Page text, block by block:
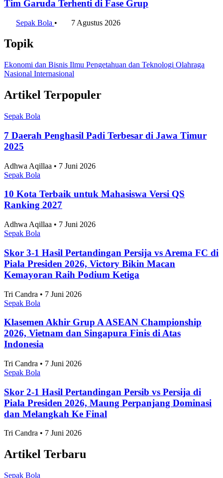
Klasemen Akhir Grup A ASEAN Championship
Indonesia
Sepak Bola
Skor 1-1 Hasil Pertandingan Singapura vs
Indonesia di ASEAN Championship 2026, Langkah
Tim Garuda Terhenti di Fase Grup
Sepak Bola• 7 Agustus 2026
Topik
Ekonomi dan BisnisIlmu Pengetahuan dan Teknologi
NasionalInternasional
Artikel Terpopuler
Sepak Bola
7 Daerah Penghasil Padi Terbesar di Jawa Timur
Sepak Bola